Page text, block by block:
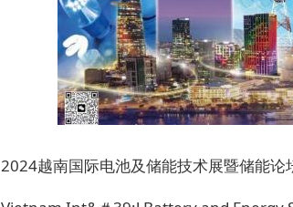
2024越南国际电池及储能技术展暨储能论